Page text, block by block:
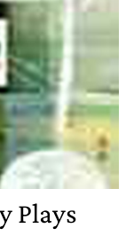
Plays